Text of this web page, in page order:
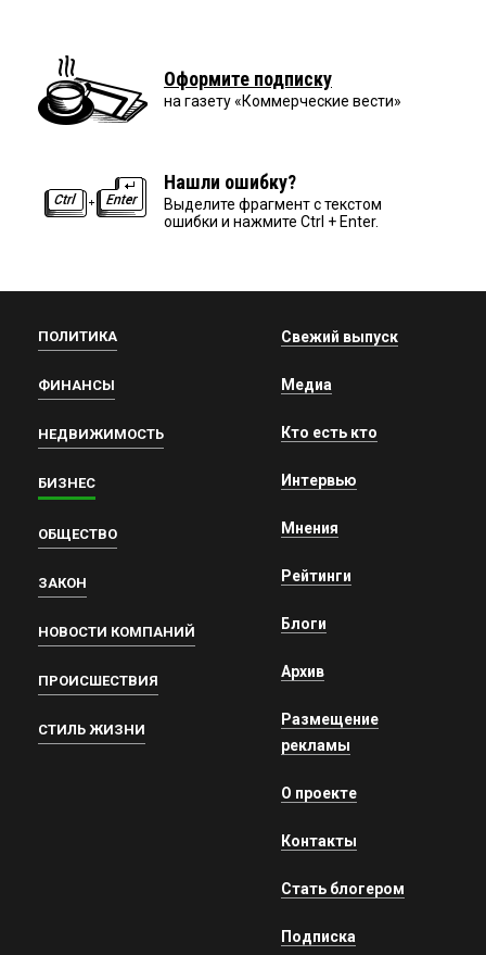
Оформите подписку
на газету «Коммерческие вести»
Нашли ошибку?
Выделите фрагмент с текстом
ошибки и нажмите Ctrl + Enter.
ПОЛИТИКА
ФИНАНСЫ
НЕДВИЖИМОСТЬ
БИЗНЕС
ОБЩЕСТВО
ЗАКОН
НОВОСТИ КОМПАНИЙ
ПРОИСШЕСТВИЯ
СТИЛЬ ЖИЗНИ
Свежий выпуск
Медиа
Кто есть кто
Интервью
Мнения
Рейтинги
Блоги
Архив
Размещение
рекламы
О проекте
Контакты
Стать блогером
Подписка